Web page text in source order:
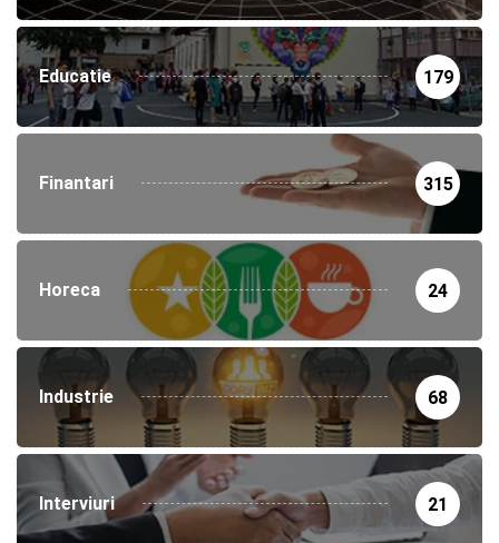
Educatie 179
Finantari 315
Horeca 24
Industrie 68
Interviuri 21